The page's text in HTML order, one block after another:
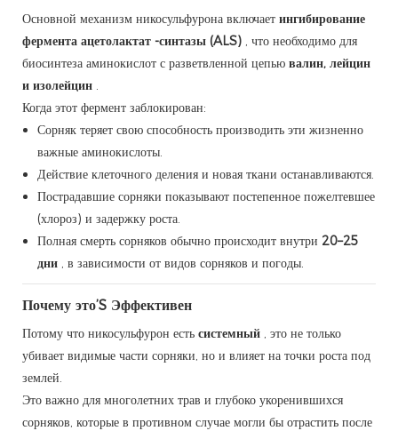
Основной механизм никосульфурона включает ингибирование
фермента ацетолактат -синтазы (ALS) , что необходимо для
биосинтеза аминокислот с разветвленной цепью валин, лейцин
и изолейцин .
Когда этот фермент заблокирован:
Сорняк теряет свою способность производить эти жизненно
важные аминокислоты.
Действие клеточного деления и новая ткани останавливаются.
Пострадавшие сорняки показывают постепенное пожелтевшее
(хлороз) и задержку роста.
Полная смерть сорняков обычно происходит внутри 20–25
дни , в зависимости от видов сорняков и погоды.
Почему это’S Эффективен
Потому что никосульфурон есть системный , это не только
убивает видимые части сорняки, но и влияет на точки роста под
землей.
Это важно для многолетних трав и глубоко укоренившихся
сорняков, которые в противном случае могли бы отрастить после